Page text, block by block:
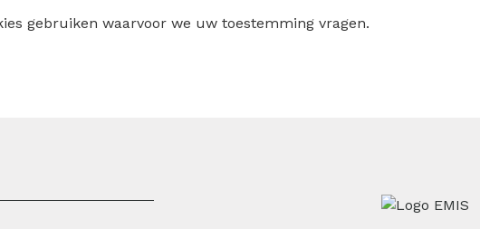
gebruiken waarvoor we uw toestemming vragen.